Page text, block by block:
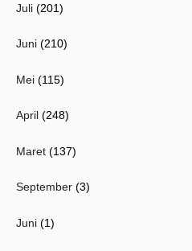
Juli (201)
Juni (210)
Mei (115)
April (248)
Maret (137)
September (3)
Juni (1)